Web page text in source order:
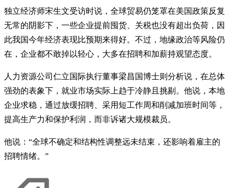
独立经济师宋生文受访时说，全球贸易仍笼罩在美国政策反复
无常的阴影下，一些企业提前囤货、关税也没有超出负荷，因
此我国今年经济表现比预期来得好。不过，地缘政治等风险仍
在，企业都不敢掉以轻心，大多在招聘和加薪持观望态度。
人力资源公司仁立国际执行董事梁昌国博士则分析说，在总体
强劲的表象下，就业市场实际上趋于冷静且挑剔。他说，本地
企业求稳，通过放缓招聘、采用短工作周和削减加班时间等，
提高生产力和保护利润，而非诉诸大规模裁员。
他说：“全球不确定和结构性调整远未结束，还影响着雇主的
招聘情绪。”